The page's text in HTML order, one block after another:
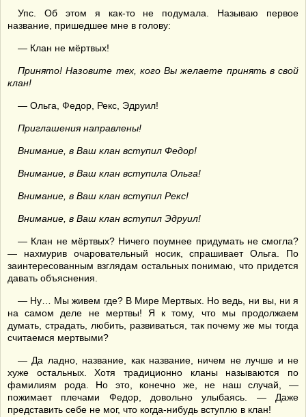
Упс. Об этом я как-то не подумала. Называю первое
название, пришедшее мне в голову:
— Клан не мёртвых!
Принято! Назовите тех, кого Вы желаете принять в свой
клан!
— Ольга, Федор, Рекс, Эдруил!
Приглашения направлены!
Внимание, в Ваш клан вступил Федор!
Внимание, в Ваш клан вступила Ольга!
Внимание, в Ваш клан вступил Рекс!
Внимание, в Ваш клан вступил Эдруил!
— Клан не мёртвых? Ничего поумнее придумать не смогла?
— нахмурив очаровательный носик, спрашивает Ольга. По
заинтересованным взглядам остальных понимаю, что придется
давать объяснения.
— Ну… Мы живем где? В Мире Мертвых. Но ведь, ни вы, ни я
на самом деле не мертвы! Я к тому, что мы продолжаем
думать, страдать, любить, развиваться, так почему же мы тогда
считаемся мертвыми?
— Да ладно, название, как название, ничем не лучше и не
хуже остальных. Хотя традиционно кланы называются по
фамилиям рода. Но это, конечно же, не наш случай, —
пожимает плечами Федор, довольно улыбаясь. — Даже
представить себе не мог, что когда-нибудь вступлю в клан!